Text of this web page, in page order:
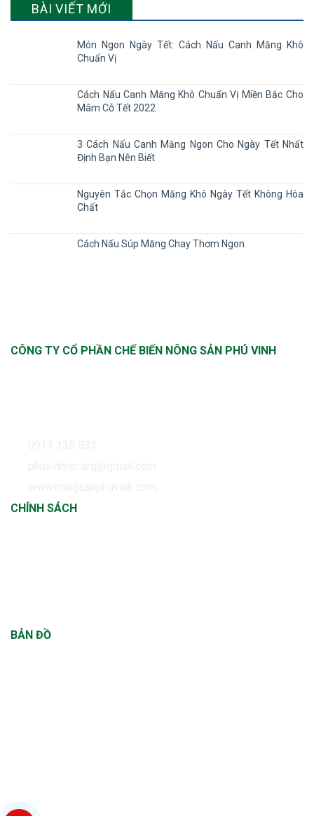
BÀI VIẾT MỚI
Món Ngon Ngày Tết: Cách Nấu Canh Măng Khô
Chuẩn Vị
Cách Nấu Canh Măng Khô Chuẩn Vị Miền Bắc Cho
Mâm Cỗ Tết 2022
3 Cách Nấu Canh Măng Ngon Cho Ngày Tết Nhất
Định Bạn Nên Biết
Nguyên Tắc Chọn Măng Khô Ngày Tết Không Hóa
Chất
Cách Nấu Súp Măng Chay Thơm Ngon
CÔNG TY CỔ PHẦN CHẾ BIẾN NÔNG SẢN PHÚ VINH
CHÍNH SÁCH
BẢN ĐỒ